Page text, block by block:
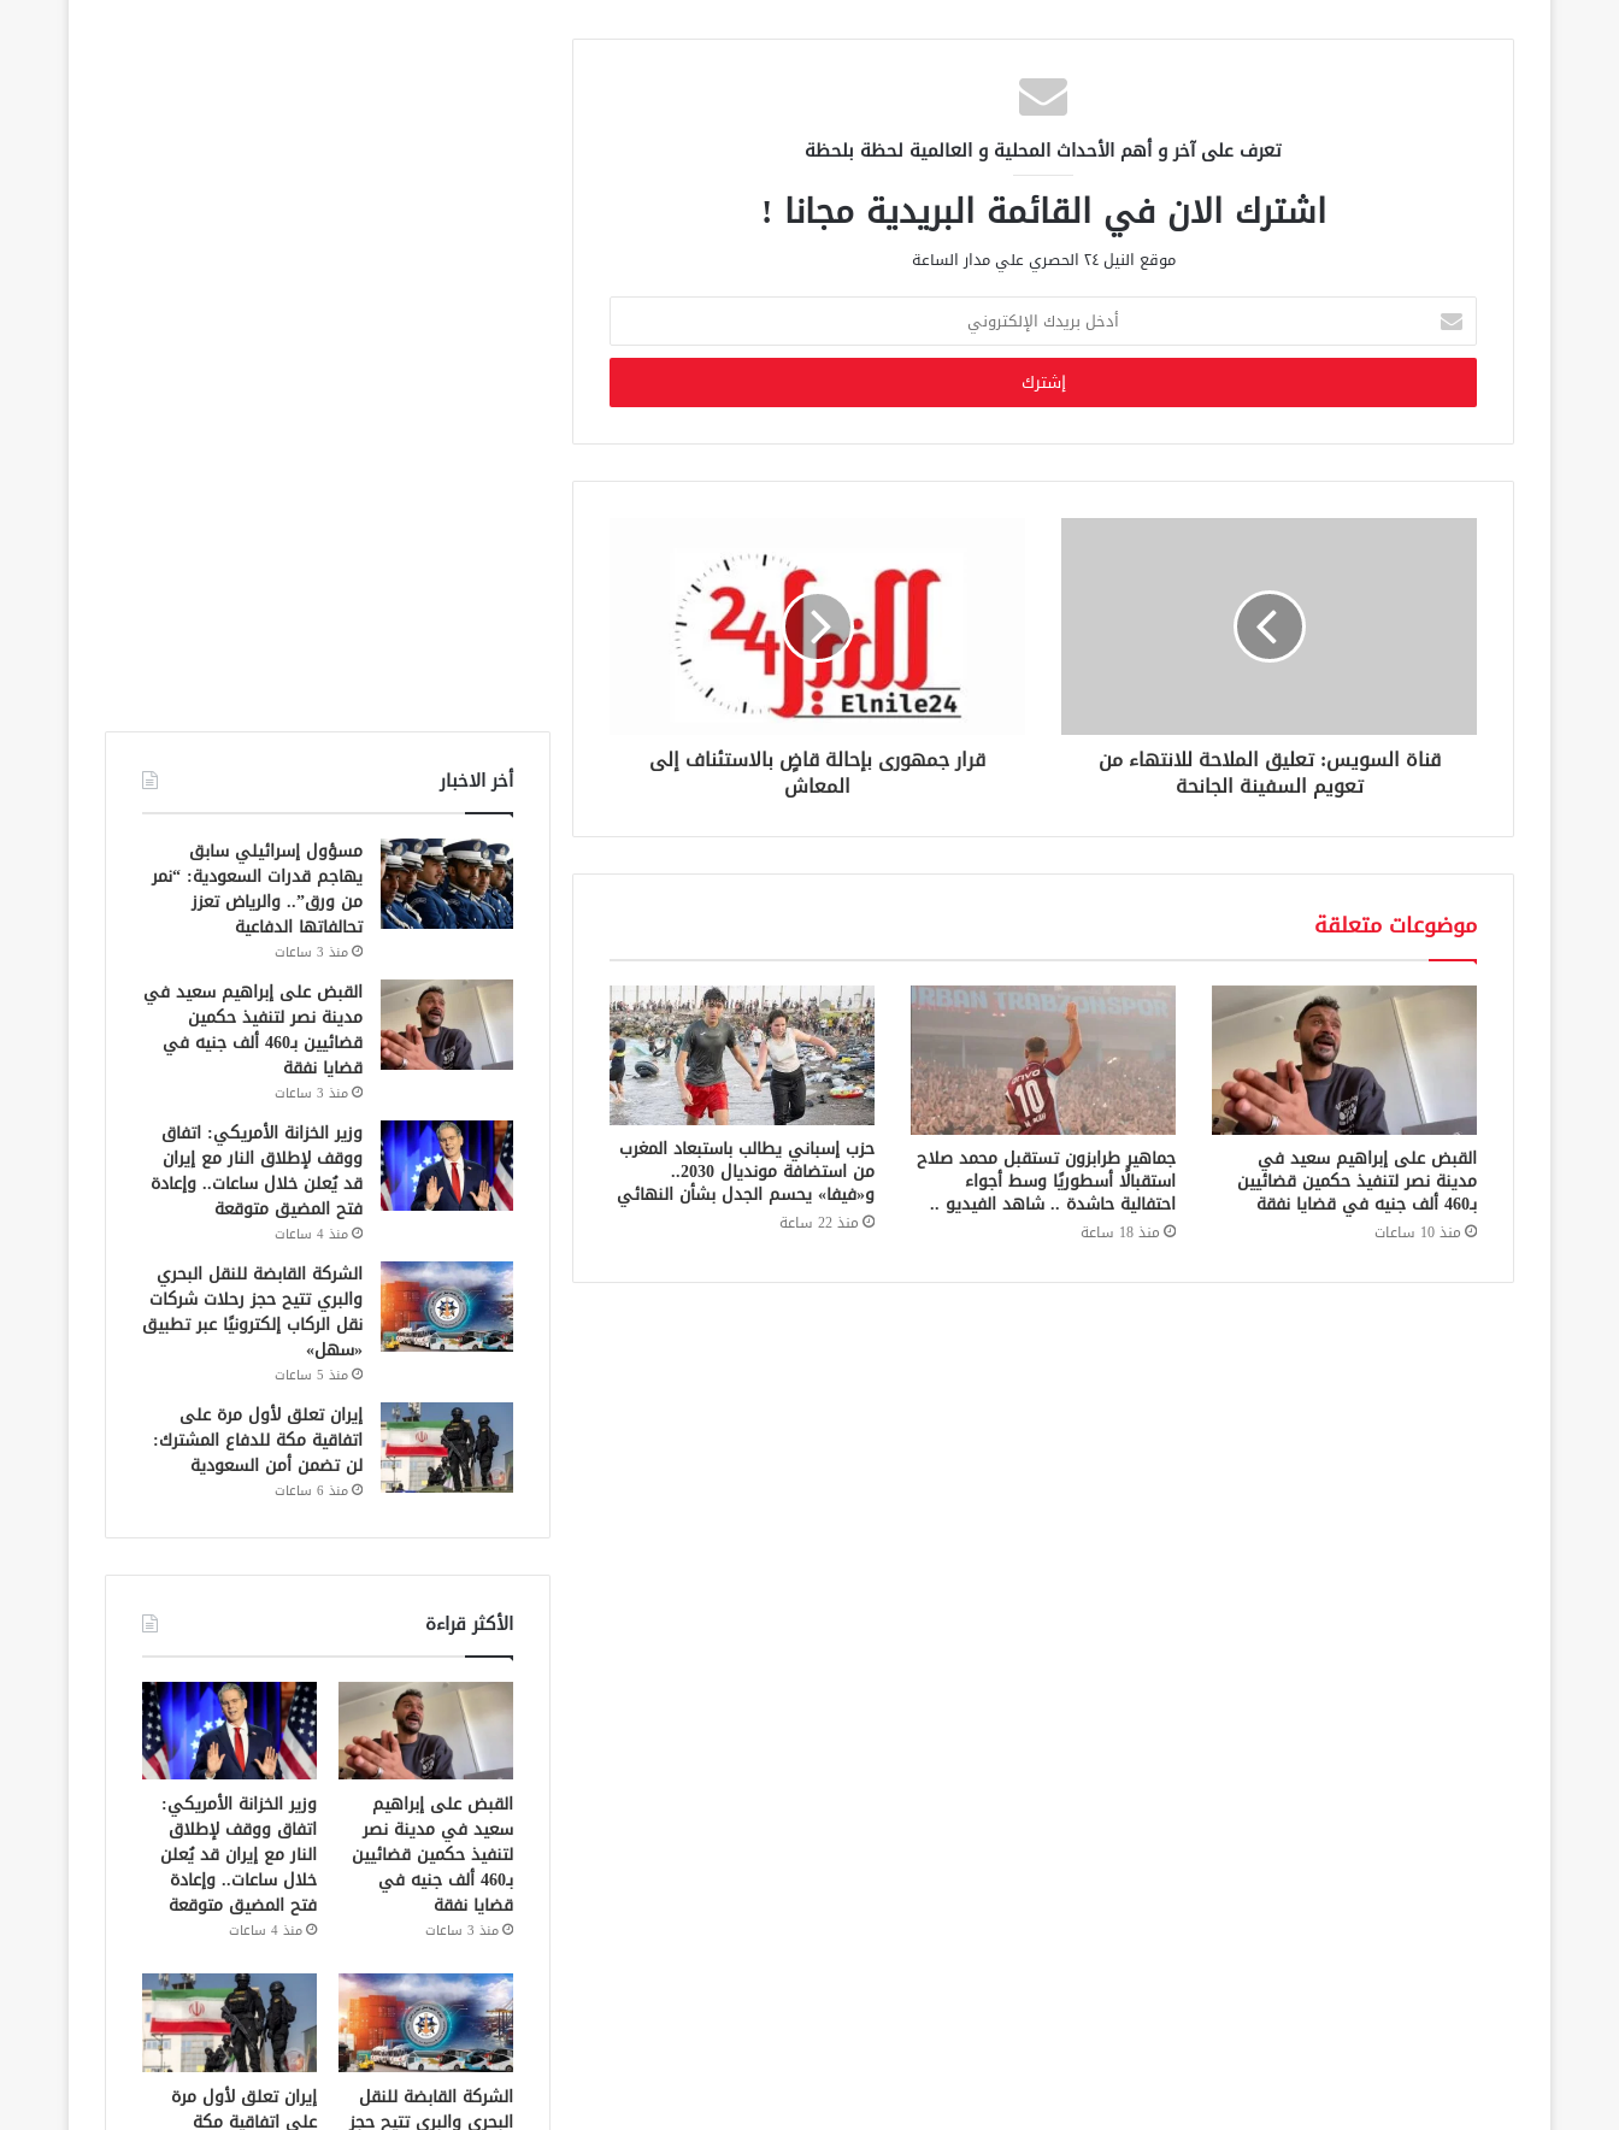
تعرف على آخر و أهم الأحداث المحلية و العالمية لحظة بلحظة
اشترك الان في القائمة البريدية مجانا !
موقع النيل ٢٤ الحصري علي مدار الساعة
خ
ب
ر
د
ك
ن
قناة السويس: تعليق الملاحة للانتهاء من
تعويم السفينة الجانحة
قرار جمهورى بإحالة قاضٍ بالاستئناف إلى
المعاش
موضوعات متعلقة
القبض على إبراهيم سعيد في
مدينة نصر لتنفيذ حكمين قضائيين
بـ460 ألف جنيه في قضايا نفقة
منذ 10 ساعات
جماهير طرابزون تستقبل محمد صلاح
استقبالًا أسطوريًا وسط أجواء
احتفالية حاشدة .. شاهد الفيديو ..
منذ 18 ساعة
حزب إسباني يطالب باستبعاد المغرب
من استضافة مونديال 2030..
و«فيفا» يحسم الجدل بشأن النهائي
منذ 22 ساعة
أخر الاخبار
مسؤول إسرائيلي سابق
يهاجم قدرات السعودية: “نمر
من ورق”.. والرياض تعزز
تحالفاتها الدفاعية
منذ 3 ساعات
القبض على إبراهيم سعيد في
مدينة نصر لتنفيذ حكمين
قضائيين بـ460 ألف جنيه في
قضايا نفقة
منذ 3 ساعات
وزير الخزانة الأمريكي: اتفاق
ووقف لإطلاق النار مع إيران
قد يُعلن خلال ساعات.. وإعادة
فتح المضيق متوقعة
منذ 4 ساعات
الشركة القابضة للنقل البحري
والبري تتيح حجز رحلات شركات
نقل الركاب إلكترونيًا عبر تطبيق
«سهل»
منذ 5 ساعات
إيران تعلق لأول مرة على
اتفاقية مكة للدفاع المشترك:
لن تضمن أمن السعودية
منذ 6 ساعات
الأكثر قراءة
القبض على إبراهيم
سعيد في مدينة نصر
لتنفيذ حكمين قضائيين
بـ460 ألف جنيه في
قضايا نفقة
منذ 3 ساعات
وزير الخزانة الأمريكي:
اتفاق ووقف لإطلاق
النار مع إيران قد يُعلن
خلال ساعات.. وإعادة
فتح المضيق متوقعة
منذ 4 ساعات
الشركة القابضة للنقل
البحري والبري تتيح حجز
إيران تعلق لأول مرة
على اتفاقية مكة